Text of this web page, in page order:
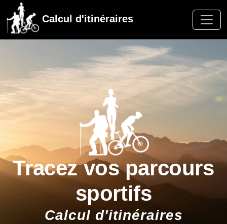
Calcul d'itinéraires
Tracez vos parcours
sportifs
Calcul d'itinéraires